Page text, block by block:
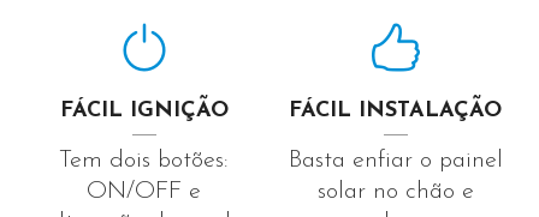
FÁCIL IGNIÇÃO
Tem dois botões:
ON/OFF e
FÁCIL INSTALAÇÃO
Basta enfiar o painel
solar no chão e